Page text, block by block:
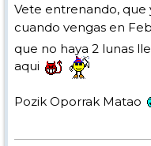
Vete entrenando, que
cuando vengas en
que no haya 2 lunas
aqui
Pozik Oporrak Matao